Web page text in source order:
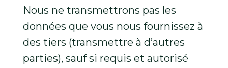
Nous ne transmettrons pas les
données que vous nous fournissez à
des tiers (transmettre à d’autres
parties), sauf si requis et autorisé